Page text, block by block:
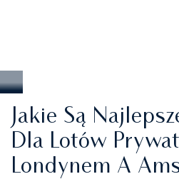
Jakie Są
Dla Lotów
Londynem A